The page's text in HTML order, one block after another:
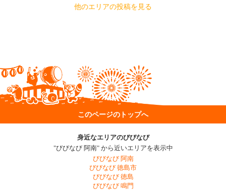
他のエリアの投稿を見る
このページのトップへ
身近なエリアのびびなび
"びびなび 阿南" から近いエリアを表示中
びびなび 阿南
びびなび 徳島市
びびなび 徳島
びびなび 鳴門